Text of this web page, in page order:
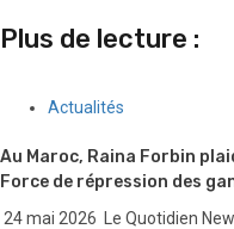
Plus de lecture :
Actualités
Au Maroc, Raina Forbin
Force de répression des
24 mai 2026 Le Quotidien